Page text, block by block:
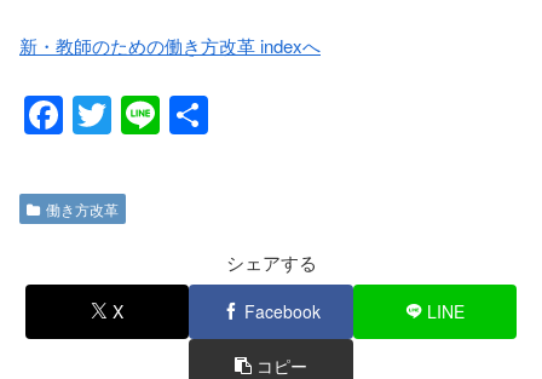
新・教師のための働き方改革 indexへ
F
c
e
b
o
T
tt
er
Li
働き方改革
シェアする
X Facebook LINE
コピー